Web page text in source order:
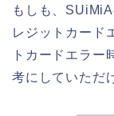
もしも、
レジットカード
トカードエラー
考にしていただ